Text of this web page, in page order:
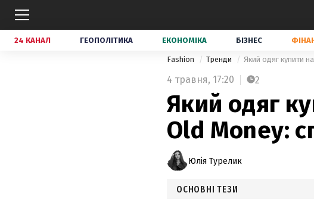
24 КАНАЛ ГЕОПОЛІТИКА ЕКОНОМІКА БІЗНЕС
Fashion Тренди Який одяг купити
4 травня, 17:20 2
Який одяг
Old Money:
Юлія Турелик
ОСНОВНІ ТЕЗИ